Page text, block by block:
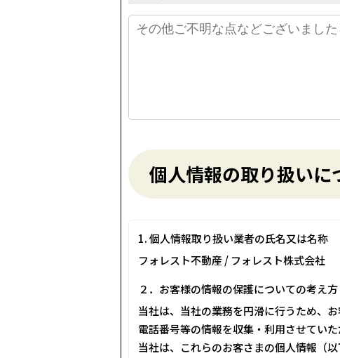
個人情報の取り扱いに
1. 個人情報取り扱い業者の氏名又は名称
フォレスト不動産 / フォレスト株式会社
２．お客様の情報の保護についての考え方
当社は、当社の業務を円滑に行うため、
電話番号等の情報を収集・利用させていた
当社は、これらのお客さまの個人情報（